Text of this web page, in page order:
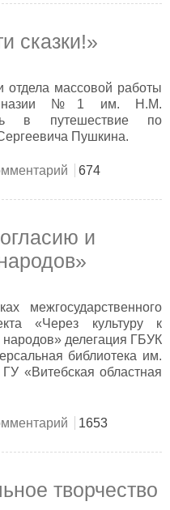
сказки!»
отдела массовой работы
№1 им. Н.М.
в путешествие по
Пушкина.
эти сказки!»674
и
межгосударственного
«Через культуру к
делегация ГБУК
библиотека им.
«Витебская областная
к согласию и1653
творчество